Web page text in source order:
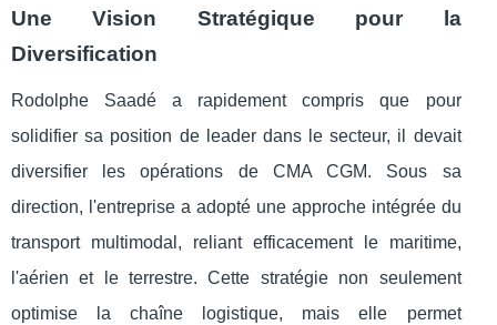
Une Vision Stratégique pour la
Diversification
Rodolphe Saadé a rapidement compris que pour
solidifier sa position de leader dans le secteur, il devait
diversifier les opérations de CMA CGM. Sous sa
direction, l'entreprise a adopté une approche intégrée du
transport multimodal, reliant efficacement le maritime,
l'aérien et le terrestre. Cette stratégie non seulement
optimise la chaîne logistique, mais elle permet